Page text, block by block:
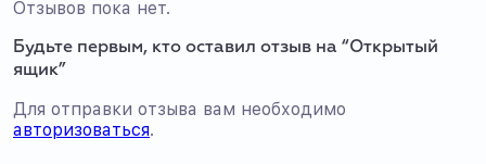
Отзывов пока нет.
Будьте первым, кто оставил отзыв на “Открытый
ящик”
Для отправки отзыва вам необходимо
авторизоваться.